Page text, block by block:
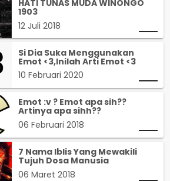
HATI TUNAS MUDA WINONGO
1903
12 Juli 2018
Si Dia Suka Menggunakan
Emot <3,Inilah Arti Emot <3
10 Februari 2020
Emot :v ? Emot apa sih??
Artinya apa sihh??
06 Februari 2018
7 Nama Iblis Yang Mewakili
Tujuh Dosa Manusia
06 Maret 2018